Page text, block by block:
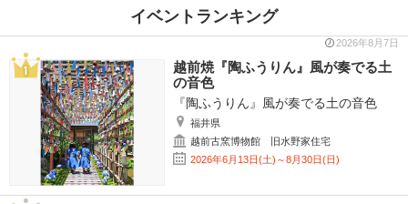
イベントランキング
2026年8月7日
越前焼『陶ふうりん』風が奏でる土
の音色
『陶ふうりん』風が奏でる土の音色
福井県
越前古窯博物館 旧水野家住宅
2026年6月13日(土)～8月30日(日)